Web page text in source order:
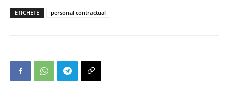
ETICHETE personal contractual